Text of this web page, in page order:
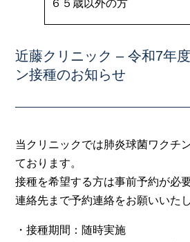
６５歳以外の方
近藤クリニック – 令和7年
ン接種のお知らせ
当クリニックでは肺炎球菌ワクチ
ております。
接種を希望する方は事前予約が必
連絡先まで予約連絡をお願いいたし
・接種期間：随時実施